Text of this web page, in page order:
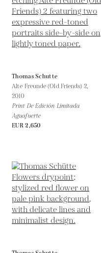
Thomas Schutte
Alte Freunde (Old Friends) 2,
2010
Print De Edición Limitada
Aguafuerte
EUR 2,650